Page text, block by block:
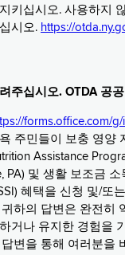
키십시오. 사용하지
시오. https://
주십시오. OTDA 공
forms.office.com/g/
주민들이 보충 영양
Assistance
PA) 및 생활 보조금 소
혜택을 신청 및/또
하의 답변은 완전히
거나 유지한 경험을
변을 통해 여러분을